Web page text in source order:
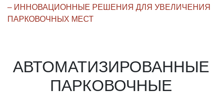
– ИННОВАЦИОННЫЕ РЕШЕНИЯ ДЛЯ УВЕЛИЧЕНИЯ
ПАРКОВОЧНЫХ МЕСТ
АВТОМАТИЗИРОВАННЫЕ
ПАРКОВОЧНЫЕ